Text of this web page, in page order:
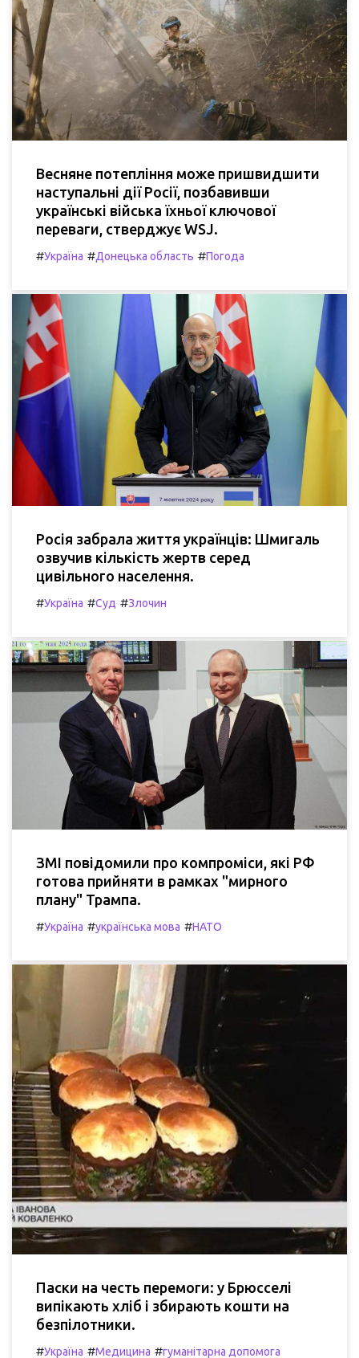
Весняне потепління може пришвидшити
наступальні дії Росії, позбавивши
українські війська їхньої ключової
переваги, стверджує WSJ.
#Україна #Донецька область #Погода
Росія забрала життя українців: Шмигаль
озвучив кількість жертв серед
цивільного населення.
#Україна #Суд #Злочин
ЗМІ повідомили про компроміси, які РФ
готова прийняти в рамках "мирного
плану" Трампа.
#Україна #українська мова #НАТО
Паски на честь перемоги: у Брюсселі
випікають хліб і збирають кошти на
безпілотники.
#Україна #Медицина #гуманітарна допомога